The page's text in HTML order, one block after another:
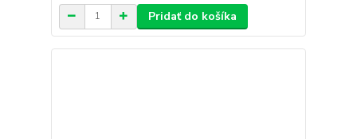
Pridať do košíka